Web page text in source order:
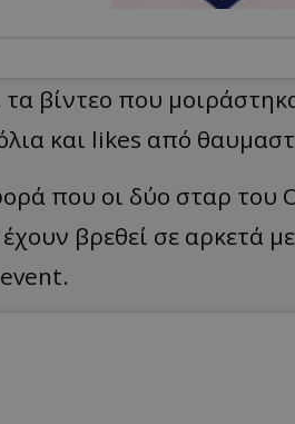
βίντεο που
και likes από
που οι δύο σταρ του
βρεθεί σε αρκετά